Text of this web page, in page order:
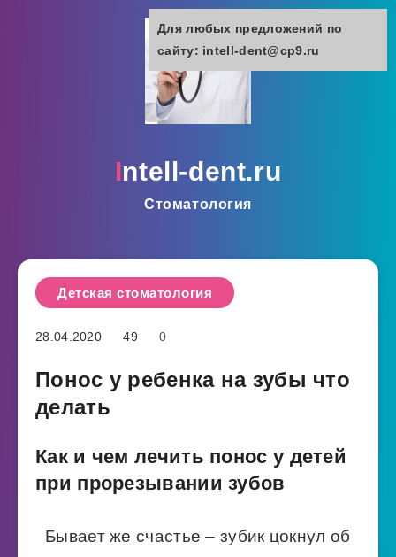
intell-dent.ru
Стоматология
Детская стоматология
28.04.2020 49 0
Понос у ребенка на зубы что
делать
Как и чем лечить понос у детей
при прорезывании зубов
Бывает же счастье – зубик цокнул об
Для любых предложений по
сайту: intell-dent@cp9.ru